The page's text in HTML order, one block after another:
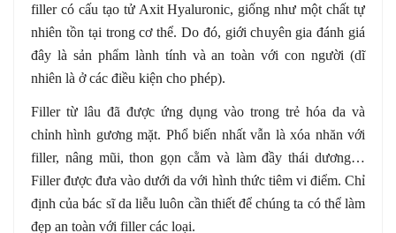
filler có cấu tạo tử Axit Hyaluronic, giống như một chất tự
nhiên tồn tại trong cơ thể. Do đó, giới chuyên gia đánh giá
đây là sản phẩm lành tính và an toàn với con người (dĩ
nhiên là ở các điều kiện cho phép).
Filler từ lâu đã được ứng dụng vào trong trẻ hóa da và
chỉnh hình gương mặt. Phổ biến nhất vẫn là xóa nhăn với
filler, nâng mũi, thon gọn cằm và làm đầy thái dương…
Filler được đưa vào dưới da với hình thức tiêm vi điểm. Chỉ
định của bác sĩ da liễu luôn cần thiết để chúng ta có thể làm
đẹp an toàn với filler các loại.